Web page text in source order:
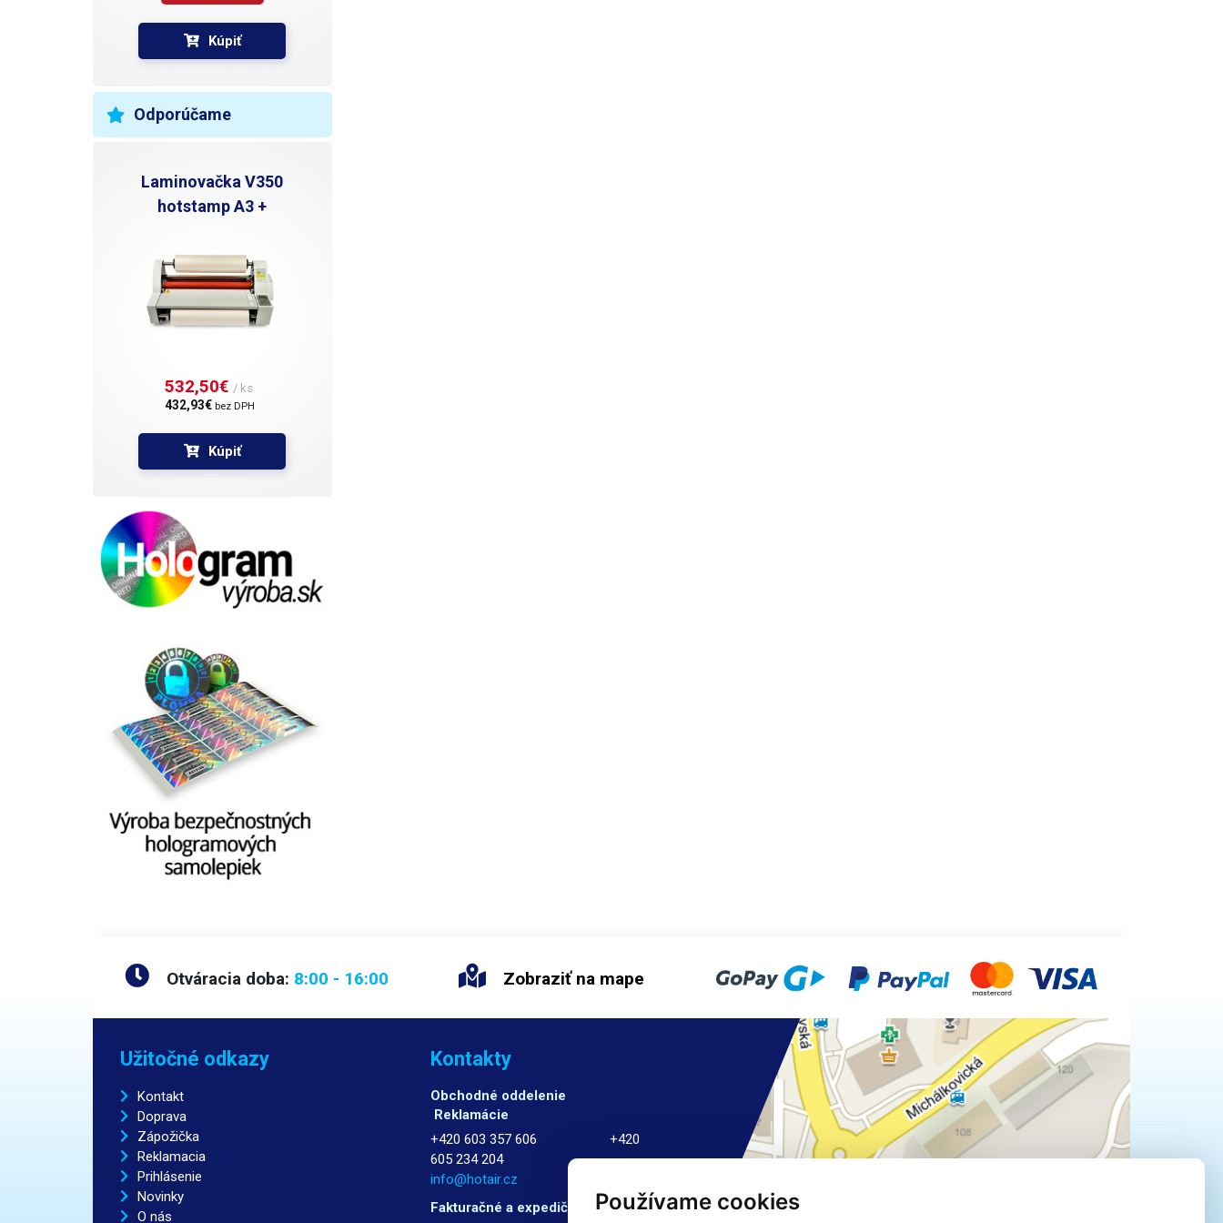
Používame cookies
Kúpiť
Odporúčame
Laminovačka V350
hotstamp A3 +
532,50€ / ks
432,93€ bez DPH
Kúpiť
Otváracia doba: 8:00 - 16:00 Zobraziť na mape
Užitočné odkazy
Kontakt
Doprava
Zápožička
Reklamacia
Prihlásenie
Novinky
O nás
Kontakty
Obchodné oddelenie
Reklamácie
+420 603 357 606 +420
605 234 204
info@hotair.cz
Fakturačné a expedičné oddelenie